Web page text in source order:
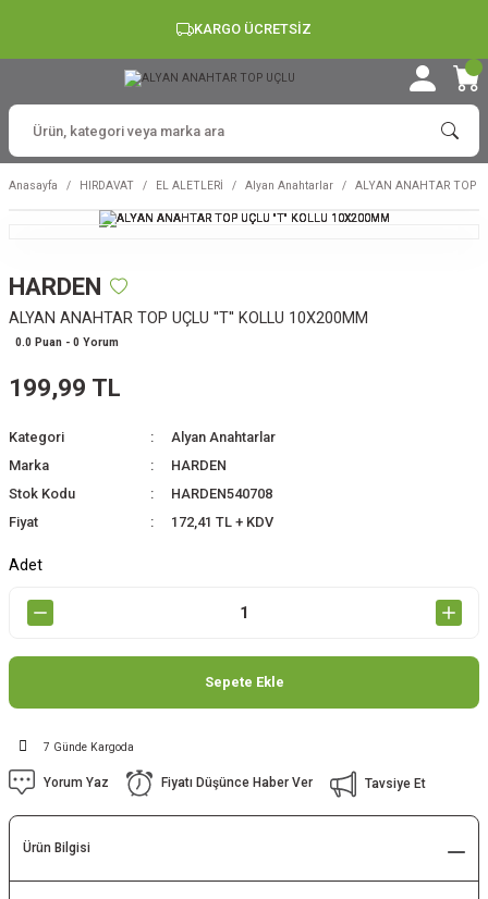
KARGO ÜCRETSİZ
Anasayfa HIRDAVAT EL ALETLERİ Alyan Anahtarlar ALYAN ANAHTAR TOP
HARDEN
ALYAN ANAHTAR TOP UÇLU ''T'' KOLLU 10X200MM
0.0 Puan - 0 Yorum
199,99 TL
Kategori
Alyan Anahtarlar
Marka
HARDEN
Stok Kodu
HARDEN540708
Fiyat
172,41 TL + KDV
Adet
Sepete Ekle
7 Günde Kargoda
Yorum Yaz Fiyatı Düşünce Haber Ver Tavsiye Et
Ürün Bilgisi